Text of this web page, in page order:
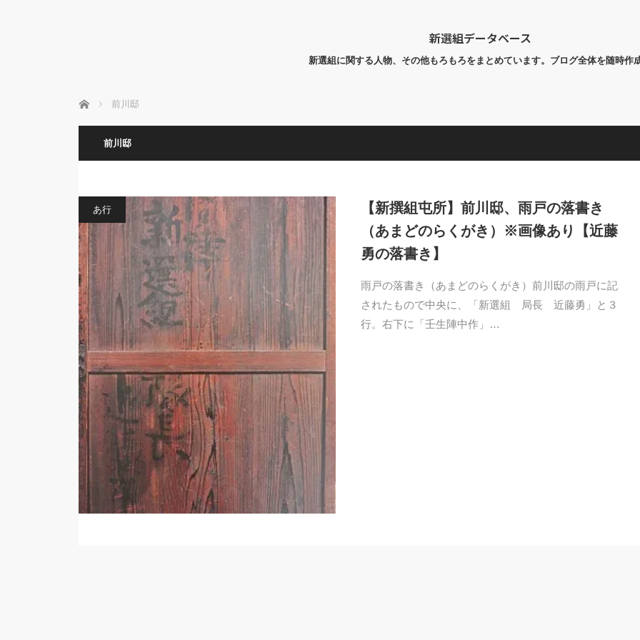
新選組データベース
新選組に関する人物、その他もろもろをまとめています。ブログ全体を随時作
ホーム 前川邸
前川邸
あ行
【新撰組屯所】前川邸、雨戸の落書き
（あまどのらくがき）※画像あり【近藤
勇の落書き】
雨戸の落書き（あまどのらくがき）前川邸の雨戸に記
されたもので中央に、「新選組 局長 近藤勇」と３
行。右下に「壬生陣中作」…